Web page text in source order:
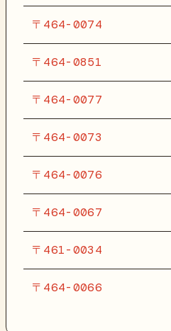
〒464-0074
〒464-0851
〒464-0077
〒464-0073
〒464-0076
〒464-0067
〒461-0034
〒464-0066